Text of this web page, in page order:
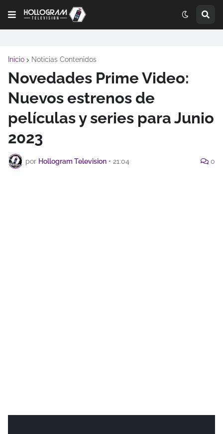
Inicio Noticias Contenidos
Novedades Prime Video:
Nuevos estrenos de
películas y series para Junio
2023
por Hollogram Television • 21:04 0